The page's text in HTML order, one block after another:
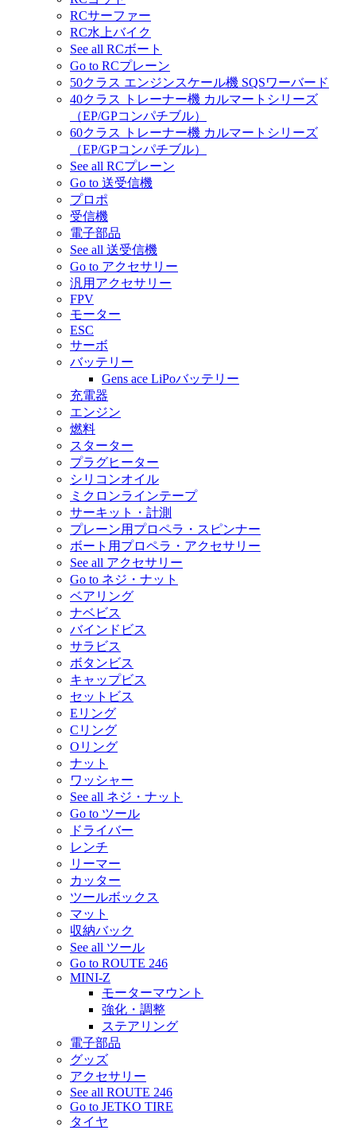
RCサーファー
RC水上バイク
See all RCボート
Go to RCプレーン
50クラス エンジンスケール機 SQSワーバード
40クラス トレーナー機 カルマートシリーズ
（EP/GPコンパチブル）
60クラス トレーナー機 カルマートシリーズ
（EP/GPコンパチブル）
See all RCプレーン
Go to 送受信機
プロポ
受信機
電子部品
See all 送受信機
Go to アクセサリー
汎用アクセサリー
FPV
モーター
ESC
サーボ
バッテリー
Gens ace LiPoバッテリー
充電器
エンジン
燃料
スターター
プラグヒーター
シリコンオイル
ミクロンラインテープ
サーキット・計測
プレーン用プロペラ・スピンナー
ボート用プロペラ・アクセサリー
See all アクセサリー
Go to ネジ・ナット
ベアリング
ナベビス
バインドビス
サラビス
ボタンビス
キャップビス
セットビス
Eリング
Cリング
Oリング
ナット
ワッシャー
See all ネジ・ナット
Go to ツール
ドライバー
レンチ
リーマー
カッター
ツールボックス
マット
収納バック
See all ツール
Go to ROUTE 246
MINI-Z
モーターマウント
強化・調整
ステアリング
電子部品
グッズ
アクセサリー
See all ROUTE 246
Go to JETKO TIRE
タイヤ